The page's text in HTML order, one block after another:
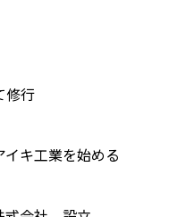
修行
キ工業を始める